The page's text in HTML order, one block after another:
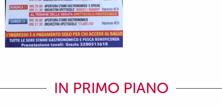
IN PRIMO PIANO